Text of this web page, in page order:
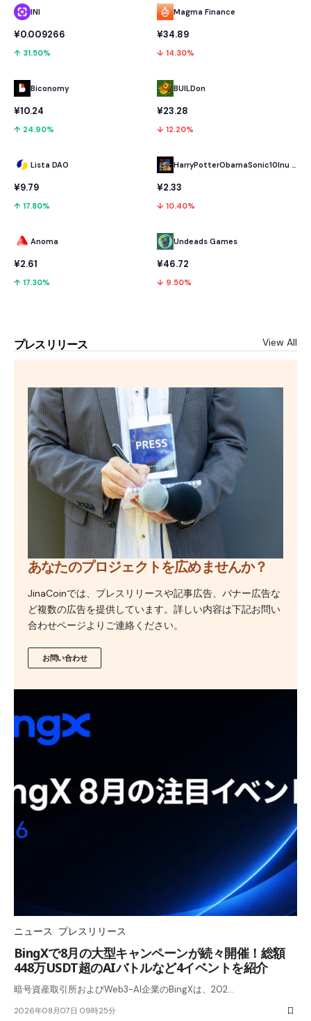
INI
¥0.009266
↑ 31.50%
Biconomy
¥10.24
↑ 24.90%
Lista DAO
¥9.79
↑ 17.80%
Anoma
¥2.61
↑ 17.30%
Magma Finance
¥34.89
↓ 14.30%
BUILDon
¥23.28
↓ 12.20%
HarryPotterObamaSonic10Inu (ETH)
¥2.33
↓ 10.40%
Undeads Games
¥46.72
↓ 9.50%
プレスリリース View All
あなたのプロジェクトを広めませんか？
JinaCoinでは、プレスリリースや記事広告、バナー広告な
ど複数の広告を提供しています。詳しい内容は下記お問い
合わせページよりご連絡ください。
お問い合わせ
ニュース プレスリリース
BingXで8月の大型キャンペーンが続々開催！総額
448万USDT超のAIバトルなど4イベントを紹介
暗号資産取引所およびWeb3-AI企業のBingXは、202…
2026年08月07日 09時25分